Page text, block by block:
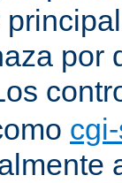
por